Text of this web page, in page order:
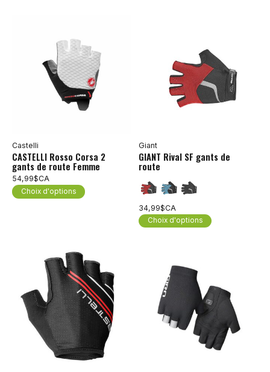
Castelli
CASTELLI Rosso Corsa 2
gants de route Femme
54,99$CA
Choix d'options
Giant
GIANT Rival SF gants de
route
34,99$CA
Choix d'options